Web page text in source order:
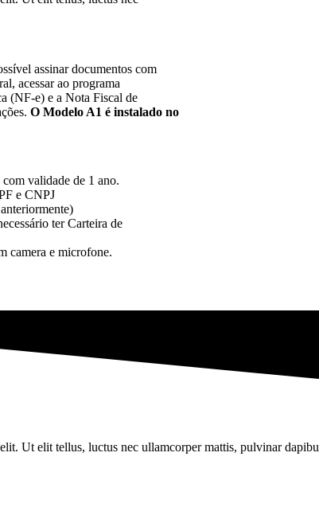
assinar documentos com
acessar ao programa
(NF-e) e a Nota Fiscal de
O Modelo A1 é instalado no
validade de 1 ano.
e CNPJ
ter Carteira de
camera e microfone.
Ut elit tellus, luctus nec ullamcorper mattis, pulvinar